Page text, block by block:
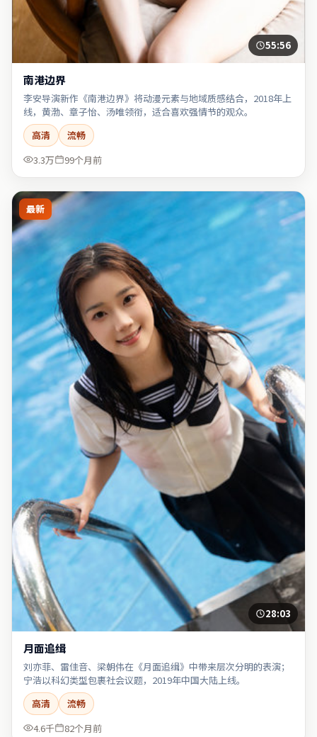
55:56
南港边界
李安导演新作《南港边界》将动漫元素与地域质感结合，2018年上
线，黄渤、章子怡、汤唯领衔，适合喜欢强情节的观众。
高清
流畅
3.3万
99个月前
最新
28:03
月面追缉
刘亦菲、雷佳音、梁朝伟在《月面追缉》中带来层次分明的表演；
宁浩以科幻类型包裹社会议题，2019年中国大陆上线。
高清
流畅
4.6千
82个月前